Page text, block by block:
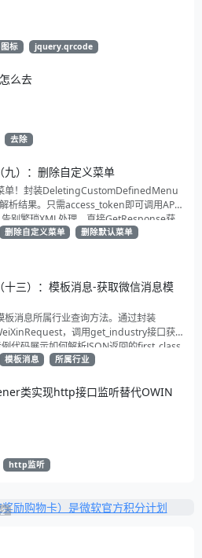
标 jquery.qrcode
么去
去除
）：删除自定义菜单
单！封装DeletingCustomDefinedMenu
析结果。只需access_token即可调用API
别繁琐XML处理，直接GetResponse获
发者，建议收藏备用！
删除自定义菜单
删除默认菜单
三）：模板消息-获取微信消息模
消息所属行业查询方法。通过封装
，调用get_industry接口获
代码展示如何解析JSON返回的first_class
供合规通知场景开发支持
模板消息 所属行业
类实现http接口监听替代OWIN
http监听